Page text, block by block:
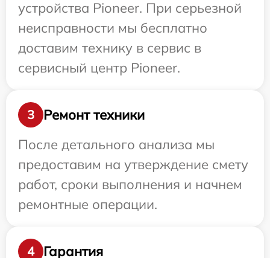
устройства Pioneer. При серьезной
неисправности мы бесплатно
доставим технику в сервис в
сервисный центр Pioneer.
3
Ремонт техники
После детального анализа мы
предоставим на утверждение смету
работ, сроки выполнения и начнем
ремонтные операции.
4
Гарантия